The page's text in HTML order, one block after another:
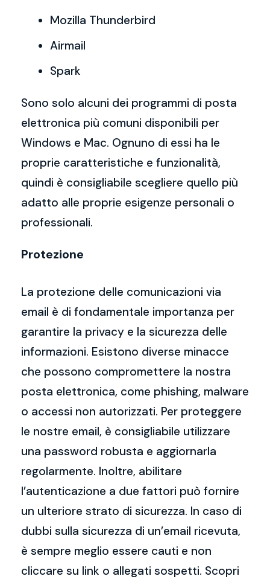
Mozilla Thunderbird
Airmail
Spark
Sono solo alcuni dei programmi di posta
elettronica più comuni disponibili per
Windows e Mac. Ognuno di essi ha le
proprie caratteristiche e funzionalità,
quindi è consigliabile scegliere quello più
adatto alle proprie esigenze personali o
professionali.
Protezione
La protezione delle comunicazioni via
email è di fondamentale importanza per
garantire la privacy e la sicurezza delle
informazioni. Esistono diverse minacce
che possono compromettere la nostra
posta elettronica, come phishing, malware
o accessi non autorizzati. Per proteggere
le nostre email, è consigliabile utilizzare
una password robusta e aggiornarla
regolarmente. Inoltre, abilitare
l’autenticazione a due fattori può fornire
un ulteriore strato di sicurezza. In caso di
dubbi sulla sicurezza di un’email ricevuta,
è sempre meglio essere cauti e non
cliccare su link o allegati sospetti. Scopri